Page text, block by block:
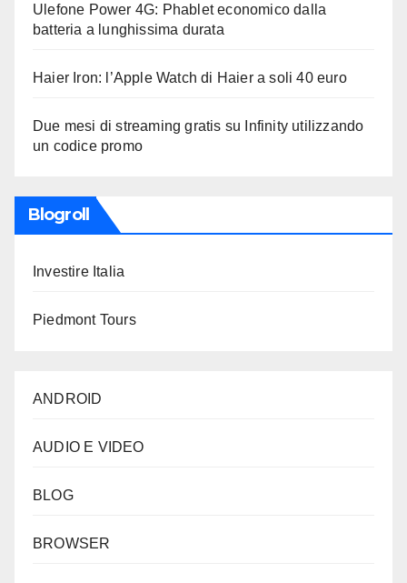
Ulefone Power 4G: Phablet economico dalla
batteria a lunghissima durata
Haier Iron: l’Apple Watch di Haier a soli 40 euro
Due mesi di streaming gratis su Infinity utilizzando
un codice promo
Blogroll
Investire Italia
Piedmont Tours
ANDROID
AUDIO E VIDEO
BLOG
BROWSER